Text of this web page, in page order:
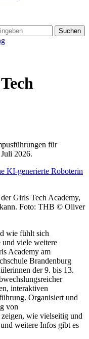
Suchen
für
2026.
Girls Tech Academy,
Foto: THB © Oliver
wie fühlt sich
und viele weitere
Academy am
Brandenburg
der 9. bis 13.
interaktiven
Organisiert und
von
wie vielseitig und
weitere Infos gibt es